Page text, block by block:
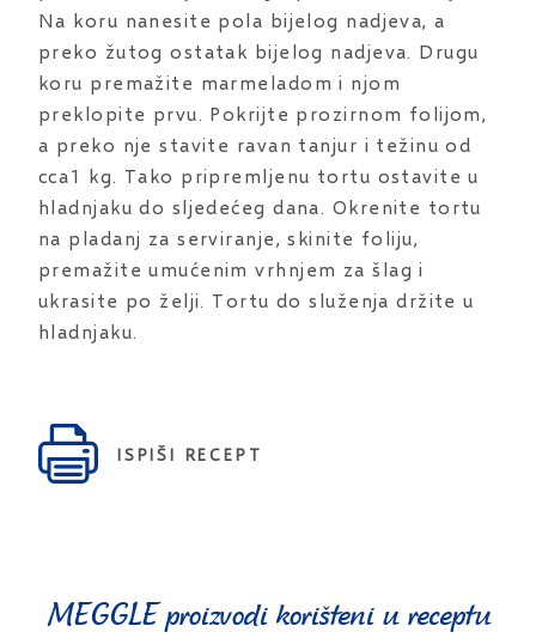
Na koru nanesite pola bijelog nadjeva, a
preko žutog ostatak bijelog nadjeva. Drugu
koru premažite marmeladom i njom
preklopite prvu. Pokrijte prozirnom folijom,
a preko nje stavite ravan tanjur i težinu od
cca1 kg. Tako pripremljenu tortu ostavite u
hladnjaku do sljedećeg dana. Okrenite tortu
na pladanj za serviranje, skinite foliju,
premažite umućenim vrhnjem za šlag i
ukrasite po želji. Tortu do služenja držite u
hladnjaku.
ISPIŠI RECEPT
MEGGLE proizvodi korišteni u receptu